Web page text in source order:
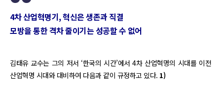
4차 산업혁명기, 혁신은 생존과 직결
모방을 통한 격차 줄이기는 성공할 수 없어
김태유 교수는 그의 저서 ‘한국의 시간’에서 4차 산업혁명의 시대를 이전
산업혁명 시대와 대비하여 다음과 같이 규정하고 있다. 1)